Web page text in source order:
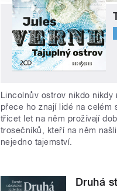
Lincolnův ostrov nikdo nikdy
přece ho znají lidé na celém
třicet let na něm prožívají
trosečníků, kteří na něm
nejedno tajemství.
Druhá